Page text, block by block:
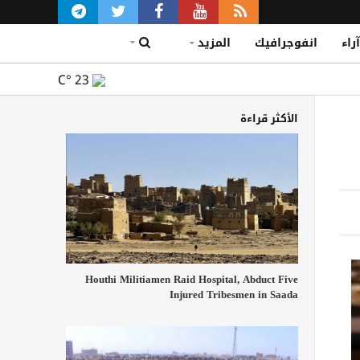
آراء انفوجرافيك المزيد
C° 23
الأكثر قراءة
Houthi Militiamen Raid Hospital, Abduct Five
Injured Tribesmen in Saada